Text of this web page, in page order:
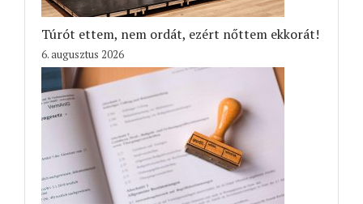
Túrót ettem, nem ordát, ezért nőttem ekkorát!
6. augusztus 2026